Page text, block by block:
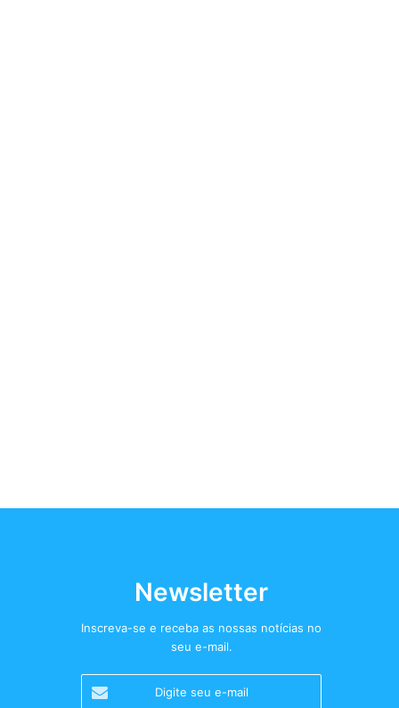
Newsletter
Inscreva-se e receba as nossas notícias no
seu e-mail.
seu